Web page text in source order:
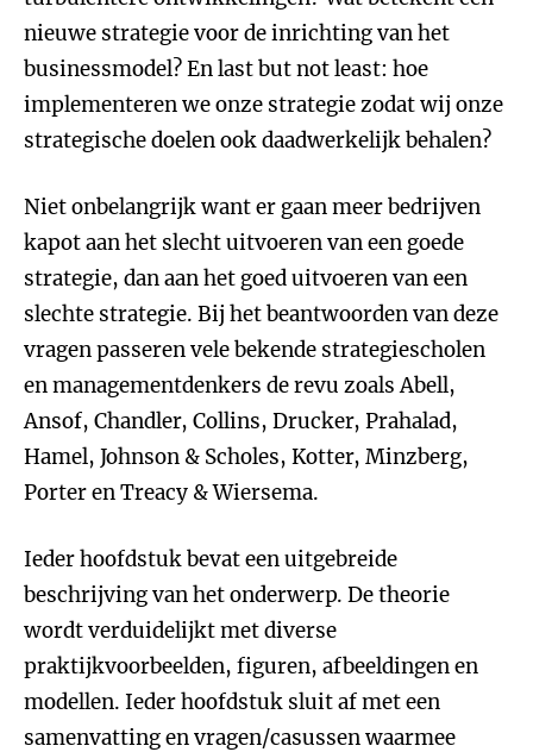
nieuwe strategie voor de inrichting van het
businessmodel? En last but not least: hoe
implementeren we onze strategie zodat wij onze
strategische doelen ook daadwerkelijk behalen?
Niet onbelangrijk want er gaan meer bedrijven
kapot aan het slecht uitvoeren van een goede
strategie, dan aan het goed uitvoeren van een
slechte strategie. Bij het beantwoorden van deze
vragen passeren vele bekende strategiescholen
en managementdenkers de revu zoals Abell,
Ansof, Chandler, Collins, Drucker, Prahalad,
Hamel, Johnson & Scholes, Kotter, Minzberg,
Porter en Treacy & Wiersema.
Ieder hoofdstuk bevat een uitgebreide
beschrijving van het onderwerp. De theorie
wordt verduidelijkt met diverse
praktijkvoorbeelden, figuren, afbeeldingen en
modellen. Ieder hoofdstuk sluit af met een
samenvatting en vragen/casussen waarmee